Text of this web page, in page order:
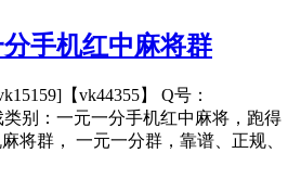
手机红中麻将群
【vk44355】 Q号：
类别：一元一分手机红中麻将，跑得
将群， 一元一分群，靠谱、正规、